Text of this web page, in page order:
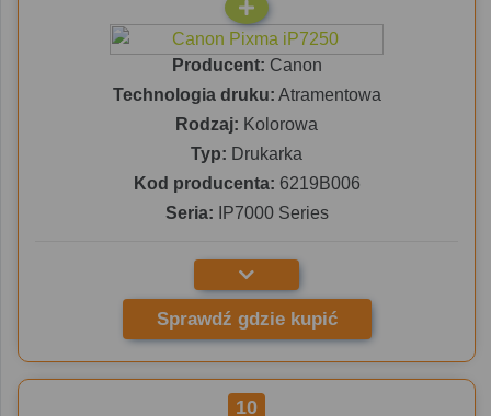
Producent: Canon
Technologia druku: Atramentowa
Rodzaj: Kolorowa
Typ: Drukarka
Kod producenta: 6219B006
Seria: IP7000 Series
Sprawdź gdzie kupić
10